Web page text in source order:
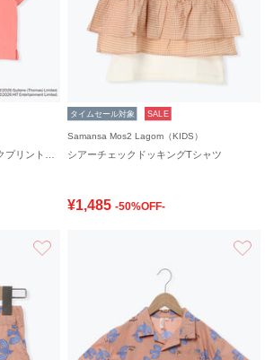
タイムセール対象 SALE
Samansa Mos2 Lagom（KIDS）
シアーチェックドッキングTシャツ
¥1,485 -50%OFF-